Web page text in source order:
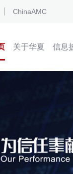
ChinaAMC
关于华夏 信息